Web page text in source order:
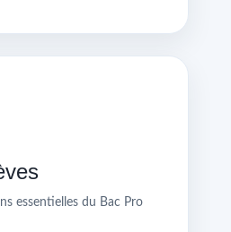
essentielles du Bac Pro